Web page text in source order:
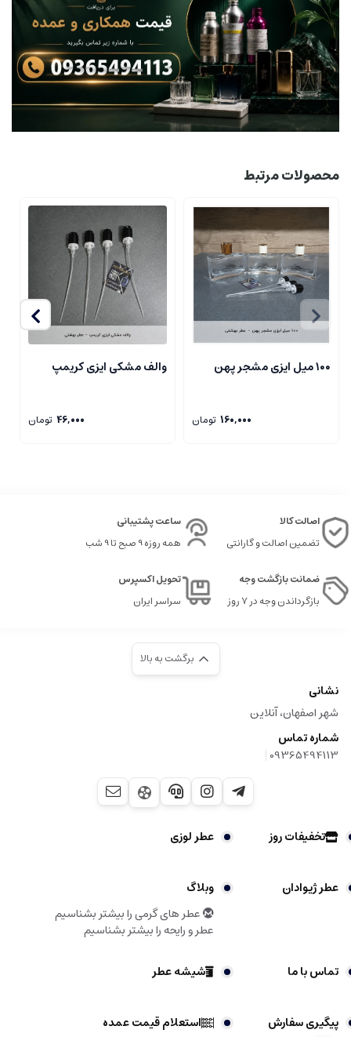
محصولات مرتبط
۱۰۰ میل ایزی مشجر پهن
160,000 تومان
والف مشکی ایزی کریمپ
46,000 تومان
اصالت کالا
تضمین اصالت و گارانتی
ساعت پشتیبانی
همه روزه 9 صبح تا 9 شب
ضمانت بازگشت وجه
بازگرداندن وجه در ۷ روز
تحویل اکسپرس
سراسر ایران
برگشت به بالا
نشانی
شهر اصفهان، آنلاین
شماره تماس
09365494113
|
تخفیفات روز عطر لوزی
عطر ژیوادان
وبلاگ
عطر های گرمی را بیشتر بشناسیم
عطر و رایحه را بیشتر بشناسیم
تماس با ما شیشه عطر
پیگیری سفارش استعلام قیمت عمده